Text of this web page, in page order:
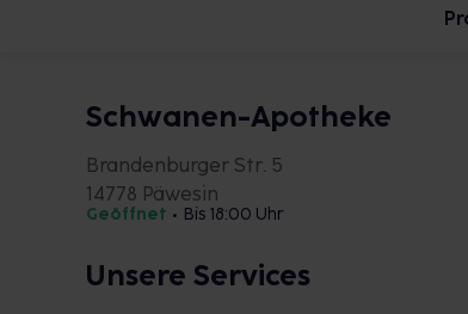
Schwanen-Apotheke
Brandenburger Str. 5
14778 Päwesin
Geöffnet • Bis 18:00 Uhr
Unsere Services